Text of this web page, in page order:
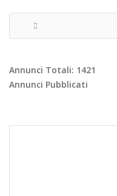
Annunci Totali: 1421
Annunci Pubblicati